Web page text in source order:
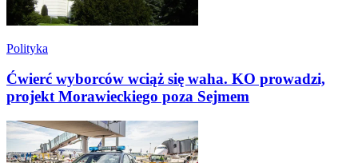
Polityka
Ćwierć wyborców wciąż się waha. KO prowadzi,
projekt Morawieckiego poza Sejmem